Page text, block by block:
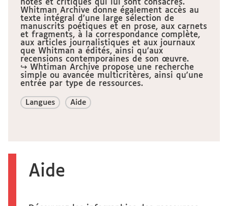
notes et critiques qui lui sont consacrés.
Whitman Archive donne également accès au
texte intégral d’une large sélection de
manuscrits poétiques et en prose, aux carnets
et fragments, à la correspondance complète,
aux articles journalistiques et aux journaux
que Whitman a édités, ainsi qu’aux
recensions contemporaines de son œuvre.
↪ Whtiman Archive propose une recherche
simple ou avancée multicritères, ainsi qu'une
entrée par type de ressources.
Langues Aide
Aide